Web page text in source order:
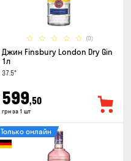
(0)
Джин Finsbury London Dry Gin
1л
37.5°
599,50
грн за 1 шт
Только онлайн